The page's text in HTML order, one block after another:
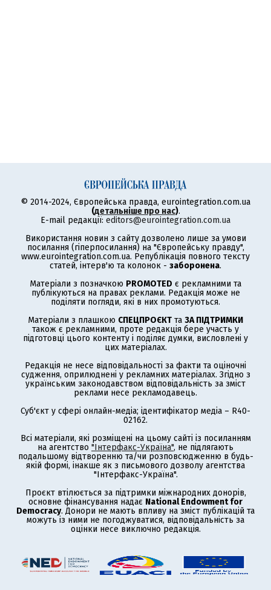
© 2014-2024, Європейська правда, eurointegration.com.ua
(детальніше про нас).
E-mail редакції: editors@eurointegration.com.ua
Використання новин з сайту дозволено лише за умови
посилання (гіперпосилання) на "Європейську правду",
www.eurointegration.com.ua. Републікація повного тексту
статей, інтерв'ю та колонок - заборонена.
Матеріали з позначкою PROMOTED є рекламними та
публікуються на правах реклами. Редакція може не
поділяти погляди, які в них промотуються.
Матеріали з плашкою СПЕЦПРОЄКТ та ЗА ПІДТРИМКИ
також є рекламними, проте редакція бере участь у
підготовці цього контенту і поділяє думки, висловлені у
цих матеріалах.
Редакція не несе відповідальності за факти та оціночні
судження, оприлюднені у рекламних матеріалах. Згідно з
українським законодавством відповідальність за зміст
реклами несе рекламодавець.
Суб'єкт у сфері онлайн-медіа; ідентифікатор медіа – R40-
02162.
Всі матеріали, які розміщені на цьому сайті із посиланням
на агентство "Інтерфакс-Україна", не підлягають
подальшому відтворенню та/чи розповсюдженню в будь-
якій формі, інакше як з письмового дозволу агентства
"Інтерфакс-Україна".
Проєкт втілюється за підтримки міжнародних донорів,
основне фінансування надає National Endowment for
Democracy. Донори не мають впливу на зміст публікацій та
можуть із ними не погоджуватися, відповідальність за
оцінки несе виключно редакція.